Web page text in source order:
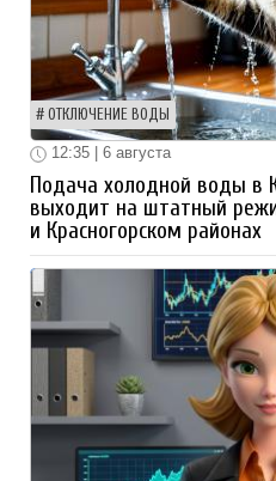
ОТКЛЮЧЕНИЕ ВОДЫ
12:35 | 6 августа
Подача холодной воды в
выходит на штатный
и Красногорском районах